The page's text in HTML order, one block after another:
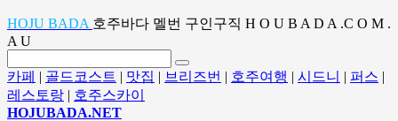
HOJU BADA 호주바다 멜번 구인구직 H O U B A D A .C O M .
A U
카페 | 골드코스트 | 맛집 | 브리즈번 | 호주여행 | 시드니 | 퍼스 |
레스토랑 | 호주스카이
HOJUBADA.NET